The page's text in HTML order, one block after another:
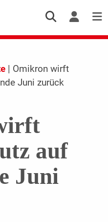
| Omikron wirft
Juni zurück
auf
Juni